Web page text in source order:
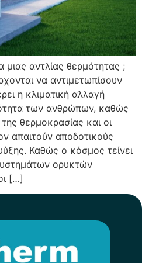
μιας αντλίας θερμότητας ;
να αντιμετωπίσουν
η κλιματική αλλαγή
των ανθρώπων, καθώς
θερμοκρασίας και οι
απαιτούν αποδοτικούς
Καθώς ο κόσμος τείνει
ορυκτών
[…]